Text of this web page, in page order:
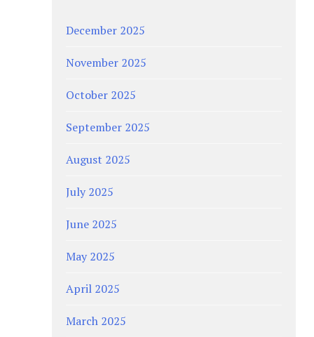
December 2025
November 2025
October 2025
September 2025
August 2025
July 2025
June 2025
May 2025
April 2025
March 2025